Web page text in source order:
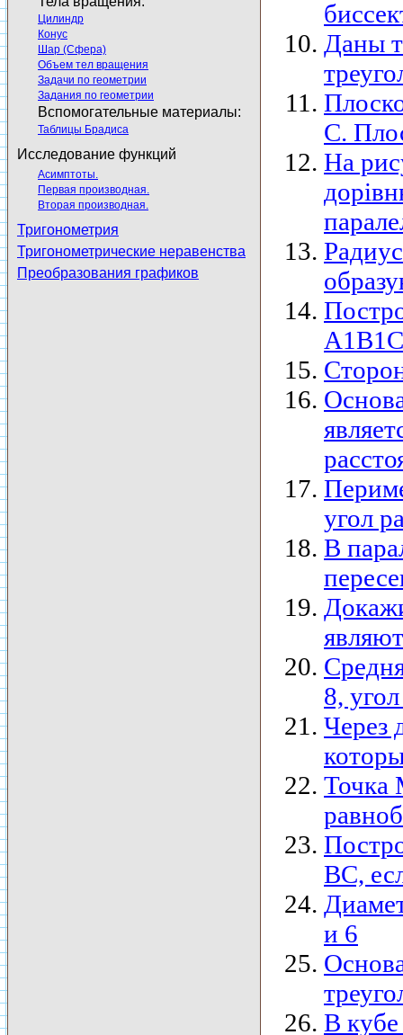
Цилиндр
Конус
Шар (Сфера)
Объем тел вращения
Задачи по геометрии
Задания по геометрии
Вспомогательные материалы:
Таблицы Брадиса
Исследование функций
Асимптоты.
Первая производная.
Вторая производная.
Тригонометрия
Тригонометрические неравенства
Преобразования графиков
Даны
С.
На
угол
В
8,
Через
Точка
ВС,
и 6
В